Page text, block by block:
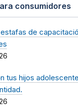
consumidores
de
tus hijos